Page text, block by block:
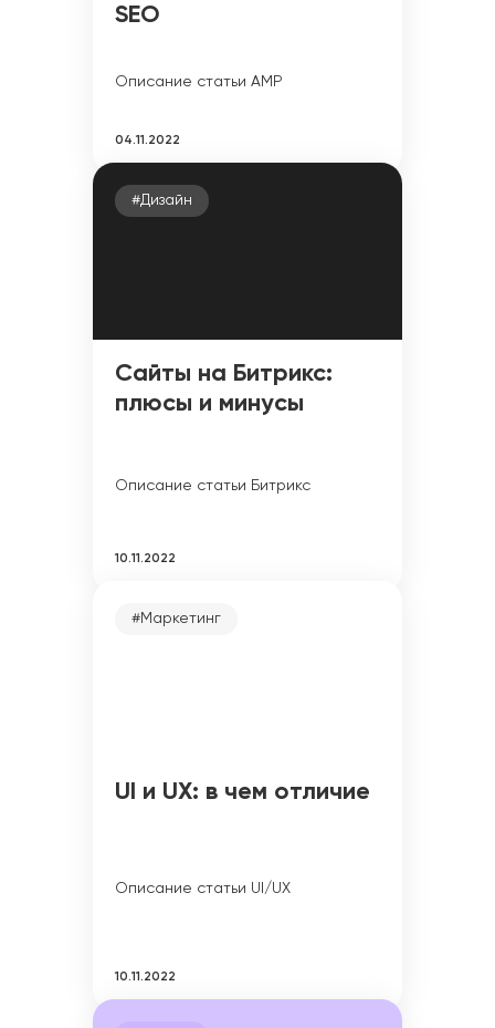
SEO
Описание статьи AMP
04.11.2022
#Дизайн
Сайты на Битрикс:
плюсы и минусы
Описание статьи Битрикс
10.11.2022
#Маркетинг
UI и UX: в чем отличие
Описание статьи UI/UX
10.11.2022